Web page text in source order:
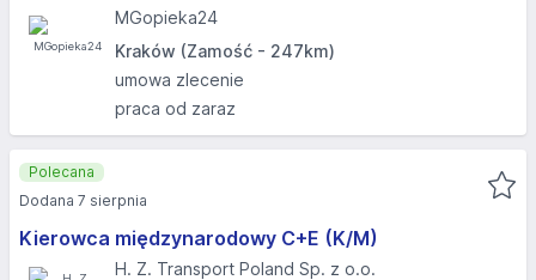
MGopieka24
Kraków (Zamość - 247km)
umowa zlecenie
praca od zaraz
Kierowca międzynarodowy C+E (K/M)
H. Z. Transport Poland Sp. z o.o.
Polecana
Dodana 7 sierpnia